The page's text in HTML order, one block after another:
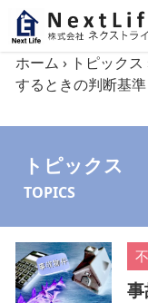
内容をスキップ
ホーム › トピックス
するときの判断基
トピックス
TOPICS